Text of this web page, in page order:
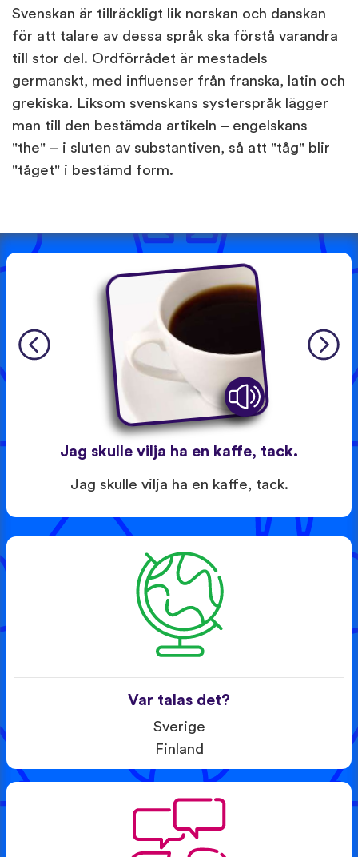
Svenskan är tillräckligt lik norskan och danskan
för att talare av dessa språk ska förstå varandra
till stor del. Ordförrådet är mestadels
germanskt, med influenser från franska, latin och
grekiska. Liksom svenskans systerspråk lägger
man till den bestämda artikeln – engelskans
"the" – i sluten av substantiven, så att "tåg" blir
"tåget" i bestämd form.
Jag skulle vilja ha en kaffe, tack.
Jag skulle vilja ha en kaffe, tack.
Var talas det?
Sverige
Finland